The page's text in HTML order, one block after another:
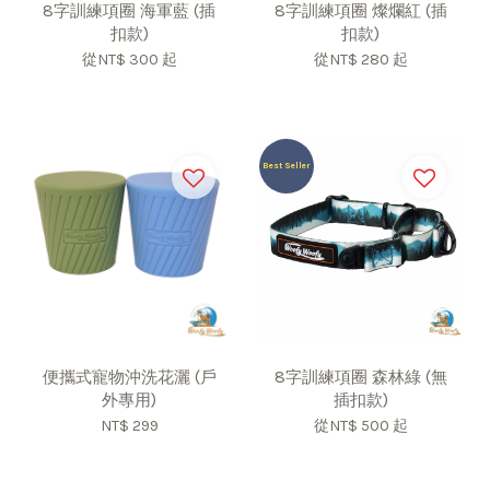
8字訓練項圈 海軍藍 (插
扣款)
從NT$ 300 起
8字訓練項圈 燦爛紅 (插
扣款)
從NT$ 280 起
便攜式寵物沖洗花灑 (戶
外專用)
NT$ 299
Best Seller
8字訓練項圈 森林綠 (無
插扣款)
從NT$ 500 起